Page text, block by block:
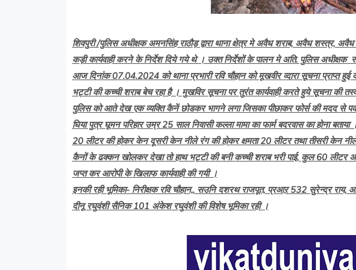
शिवपुरी /पुलिस अधीक्षक अमनसिंह राठौड़ द्वारा थाना क्षेत्र मे अवैध शराब, अवैध शस्त्र, अवैध
कड़ी कार्यवाही करने के निर्देश दिये गये थे । उक्त निर्देशों के पालन मे अति. पुलिस अधीक्षक
आज दिनांक 07.04.2024 को थाना प्रभारी रवि चौहान को मूखवीर व्दारा सूचना प्राप्त
भट्टी की कच्ची शराब बेच रहा है । मुखविर सूचना पर तुरंत कार्यवाही करते हुये सूचना की
पुलिस को आते देख एक व्यक्ति कैनें छोडकर भागने लगा जिसका पीछाकर फोर्स की मदद से
घिया पुत्र घूमन परिहार उम्र 25 साल निवासी कल्ला मामा का फार्म बदरवास का होना
20 लीटर की होकर केन दूसरी केन नीले रंग की होकर क्षमता 20 लीटर तथा तीसरी केन नीले
कैनों के ढक्कन खोलकर देखा तो हाथ भट्टी की बनी कच्ची शराब भरी पाई, कुल 60 लीटर
जप्त कर आरोपी के खिलाफ कार्यवाही की गयी ।
इनकी रही भूमिका- निरीक्षक रवि चौहान,, सउनि दशरथ राजपूत, प्रआऱ 532 सुरेन्द्र
दीनू रघुवंशी सैनिक 101 अंकेश रघुवंशी की विशेष भूमिका रही ।